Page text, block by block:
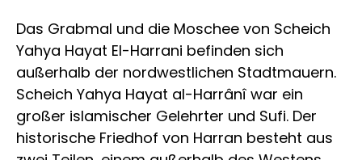
Das Grabmal und die Moschee von Scheich
Yahya Hayat El-Harrani befinden sich
außerhalb der nordwestlichen Stadtmauern.
Scheich Yahya Hayat al-Harrânî war ein
großer islamischer Gelehrter und Sufi. Der
historische Friedhof von Harran besteht aus